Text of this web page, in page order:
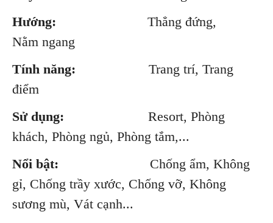
Hướng: Thẳng đứng,
Nằm ngang
Tính năng: Trang trí, Trang
điểm
Sử dụng:
Resort, Phòng
khách, Phòng ngủ, Phòng tắm,...
Nổi bật: Chống ẩm, Không
gỉ, Chống trầy xước, Chống vỡ, Không
sương mù, Vát cạnh...